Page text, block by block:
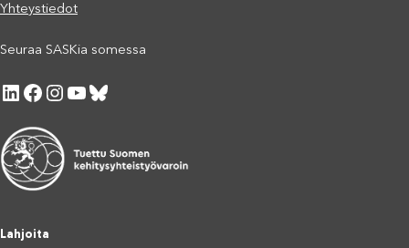
Yhteystiedot
Seuraa SASKia somessa
LinkedIn Facebook Instagram YouTube Bluesky
Lahjoita